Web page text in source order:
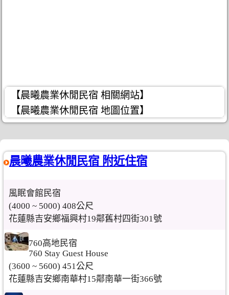
【晨曦農業休閒民宿 相關網站】
【晨曦農業休閒民宿 地圖位置】
晨曦農業休閒民宿 附近住宿
風眠會館民宿
(4000 ~ 5000) 408公尺
花蓮縣吉安鄉福興村19鄰舊村四街301號
760高地民宿
760 Stay Guest House
(3600 ~ 5600) 451公尺
花蓮縣吉安鄉南華村15鄰南華一街366號